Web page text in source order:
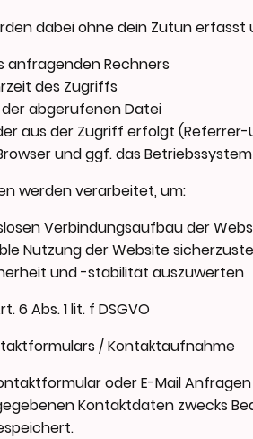
dabei ohne dein Zutun
anfragenden Rechners
des Zugriffs
der abgerufenen Datei
aus der Zugriff erfolgt (Referrer-
und ggf. das
werden verarbeitet, um:
Verbindungsaufbau der
Nutzung der Website
und -stabilität auszuwerten
6 Abs. 1 lit. f DSGVO
/ Kontaktaufnahme
oder E-Mail
Kontaktdaten zwecks